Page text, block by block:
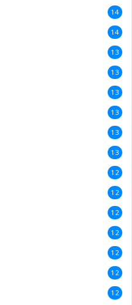
14
14
13
13
13
13
13
13
12
12
12
12
12
12
12